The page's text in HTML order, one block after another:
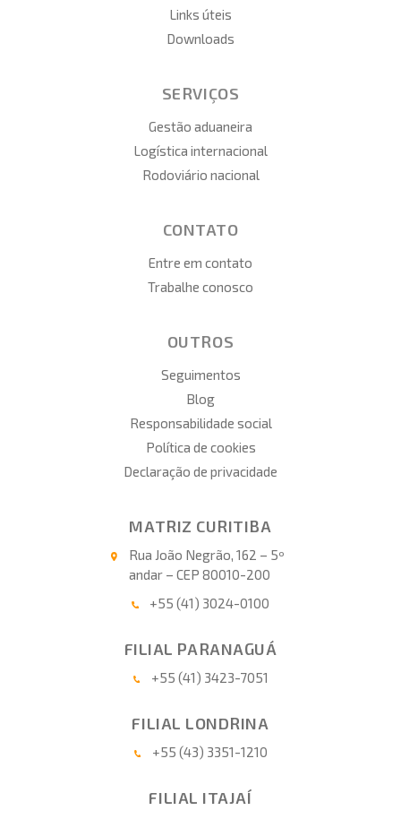
Links úteis
Downloads
SERVIÇOS
Gestão aduaneira
Logística internacional
Rodoviário nacional
CONTATO
Entre em contato
Trabalhe conosco
OUTROS
Seguimentos
Blog
Responsabilidade social
Política de cookies
Declaração de privacidade
MATRIZ CURITIBA
Rua João Negrão, 162 – 5º
andar – CEP 80010-200
+55 (41) 3024-0100
FILIAL PARANAGUÁ
+55 (41) 3423-7051
FILIAL LONDRINA
+55 (43) 3351-1210
FILIAL ITAJAÍ